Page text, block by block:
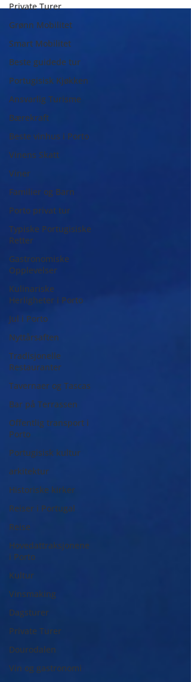
Private Turer
Grønn Mobilitet
Smart Mobilitet
Beste guidede tur
Portugisisk Kjøkken
Ansvarlig Turisme
Bærekraft
Beste vinhus i Porto
Vinens Skatt
Viner
Familier og Barn
Porto privat tur
Typiske Portugisiske
Retter
Gastronomiske
Opplevelser
Kulinariske
Herligheter i Porto
Jul i Porto
Nyttårsaften
Tradisjonelle
Restauranter
Tavernaer og Tascas
Bar på Terrassen
Offentlig transport i
Porto
Portugisisk kultur
arkitektur
Historiske kirker
Reiser i Portugal
Reise
Hovedattraksjonene
i Porto
Kultur
Vinsmaking
Dagsturer
Private Turer
Dourodalen
Vin og gastronomi